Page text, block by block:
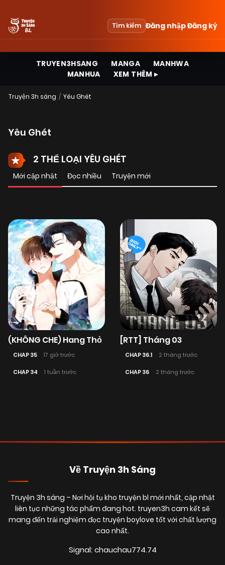
Tìm kiếm Đăng nhậpĐăng ký
TRUYEN3HSANG MANGA
MANHWA
MANHUA
XEM THÊM ▸
Truyện 3h sáng Yêu Ghét
Yêu Ghét
2 THỂ LOẠI YÊU GHÉT
Mới cập nhật Đọc nhiều Truyện mới
(KHÔNG CHE) Hang Thỏ
CHAP 35 17 giờ trước
CHAP 34 1 tuần trước
[RTT] Tháng 03
CHAP 36.1 2 tháng trước
CHAP 36 2 tháng trước
Về Truyện 3h Sáng
Truyện 3h sáng – Nơi hội tụ kho truyện bl mới nhất, cập nhật
liên tục những tác phẩm đang hot. truyen3h cam kết sẽ
mang đến trải nghiệm đọc truyện boylove tốt với chất lượng
cao nhất.
Signal: chauchau774.74